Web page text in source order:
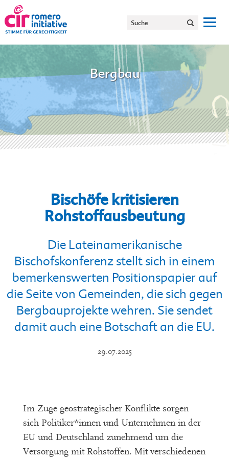
Bergbau
Bischöfe kritisieren
Rohstoffausbeutung
Die Lateinamerikanische
Bischofskonferenz stellt sich in einem
bemerkenswerten Positionspapier auf
die Seite von Gemeinden, die sich gegen
Bergbauprojekte wehren. Sie sendet
damit auch eine Botschaft an die EU.
29.07.2025
Im Zuge geostrategischer Konflikte sorgen
sich Politiker*innen und Unternehmen in der
EU und Deutschland zunehmend um die
Versorgung mit Rohstoffen. Mit verschiedenen